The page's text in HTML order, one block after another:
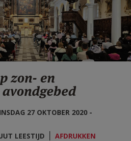
PORTAAL
REGISTREREN
zon- en
27 OKTOBER 2020 -
LEESTIJD
AFDRUKKEN